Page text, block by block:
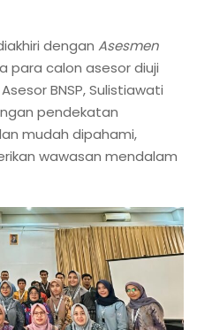
dengan Asesmen
para calon asesor diuji
BNSP, Sulistiawati
pendekatan
mudah dipahami,
wawasan mendalam